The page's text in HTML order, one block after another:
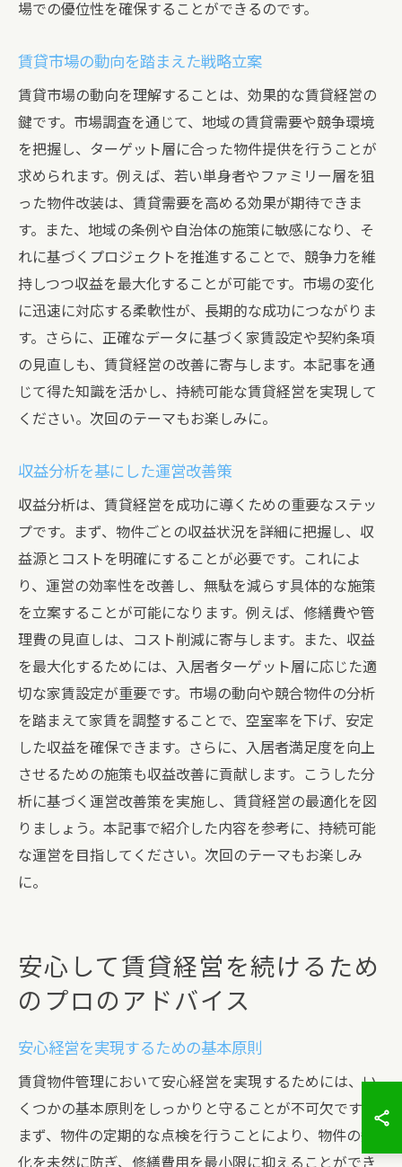
場での優位性を確保することができるのです。
賃貸市場の動向を踏まえた戦略立案
賃貸市場の動向を理解することは、効果的な賃貸経営の
鍵です。市場調査を通じて、地域の賃貸需要や競争環境
を把握し、ターゲット層に合った物件提供を行うことが
求められます。例えば、若い単身者やファミリー層を狙
った物件改装は、賃貸需要を高める効果が期待できま
す。また、地域の条例や自治体の施策に敏感になり、そ
れに基づくプロジェクトを推進することで、競争力を維
持しつつ収益を最大化することが可能です。市場の変化
に迅速に対応する柔軟性が、長期的な成功につながりま
す。さらに、正確なデータに基づく家賃設定や契約条項
の見直しも、賃貸経営の改善に寄与します。本記事を通
じて得た知識を活かし、持続可能な賃貸経営を実現して
ください。次回のテーマもお楽しみに。
収益分析を基にした運営改善策
収益分析は、賃貸経営を成功に導くための重要なステッ
プです。まず、物件ごとの収益状況を詳細に把握し、収
益源とコストを明確にすることが必要です。これによ
り、運営の効率性を改善し、無駄を減らす具体的な施策
を立案することが可能になります。例えば、修繕費や管
理費の見直しは、コスト削減に寄与します。また、収益
を最大化するためには、入居者ターゲット層に応じた適
切な家賃設定が重要です。市場の動向や競合物件の分析
を踏まえて家賃を調整することで、空室率を下げ、安定
した収益を確保できます。さらに、入居者満足度を向上
させるための施策も収益改善に貢献します。こうした分
析に基づく運営改善策を実施し、賃貸経営の最適化を図
りましょう。本記事で紹介した内容を参考に、持続可能
な運営を目指してください。次回のテーマもお楽しみ
に。
安心して賃貸経営を続けるため
のプロのアドバイス
安心経営を実現するための基本原則
賃貸物件管理において安心経営を実現するためには、い
くつかの基本原則をしっかりと守ることが不可欠です。
まず、物件の定期的な点検を行うことにより、物件の劣
化を未然に防ぎ、修繕費用を最小限に抑えることができ